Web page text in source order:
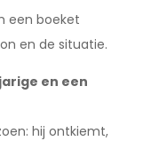
een boeket
en de situatie.
en een
hij ontkiemt,